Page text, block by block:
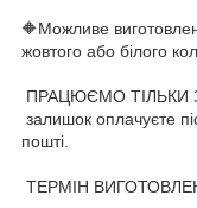
🔶Можливе
жовтого або бiлого
ПРАЦЮЄМО ТІЛЬКИ
залишок оплачуєте
пошті.
ТЕРМІН